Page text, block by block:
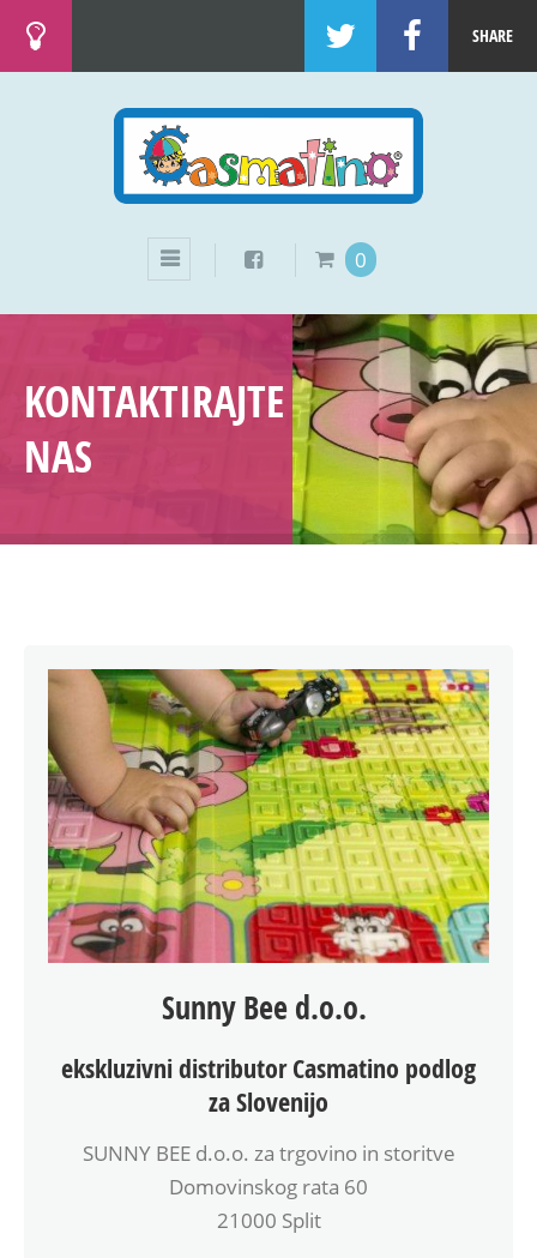
SHARE
0
KONTAKTIRAJTE
NAS
Sunny Bee d.o.o.
ekskluzivni distributor Casmatino podlog
za Slovenijo
SUNNY BEE d.o.o. za trgovino in storitve
Domovinskog rata 60
21000 Split